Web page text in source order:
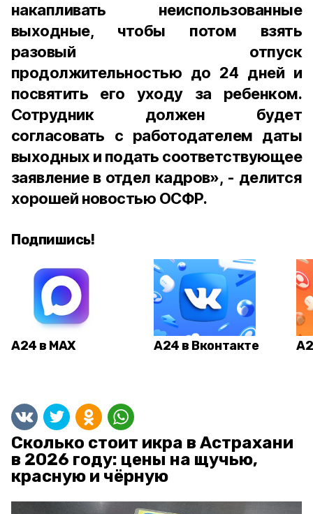
накапливать неиспользованные
выходные, чтобы потом взять
разовый отпуск
продолжительностью до 24 дней и
посвятить его уходу за ребенком.
Сотрудник должен будет
согласовать с работодателем даты
выходных и подать соответствующее
заявление в отдел кадров», - делится
хорошей новостью ОСФР.
Подпишись!
А24 в MAX А24 в Вконтакте
Сколько стоит икра в Астрахани
в 2026 году: цены на щучью,
красную и чёрную